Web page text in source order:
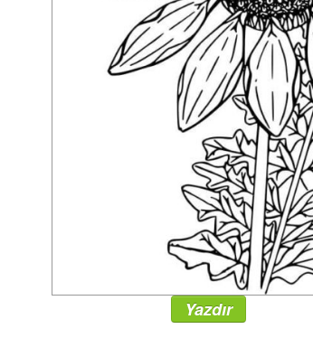
Yazdır